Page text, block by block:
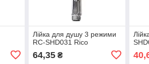
Лійка для душу 3 режими
RC-SHD031 Rico
64,35₴